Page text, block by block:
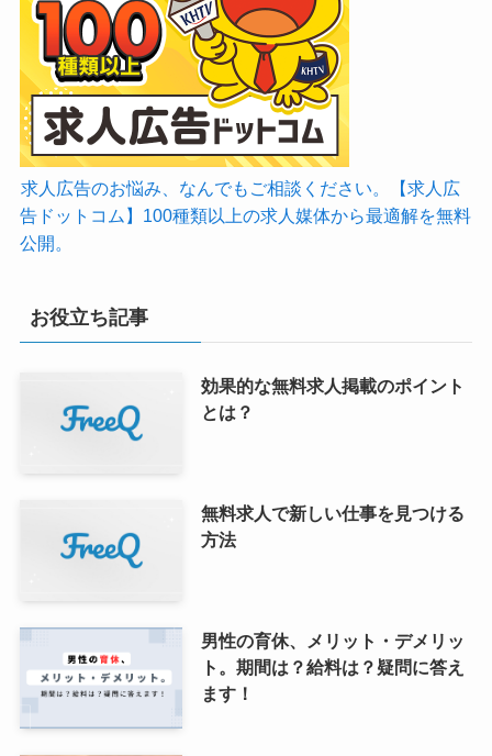
求人広告のお悩み、なんでもご相談ください。【求人広
告ドットコム】100種類以上の求人媒体から最適解を無料
公開。
お役立ち記事
効果的な無料求人掲載のポイント
とは？
無料求人で新しい仕事を見つける
方法
男性の育休、メリット・デメリッ
ト。期間は？給料は？疑問に答え
ます！